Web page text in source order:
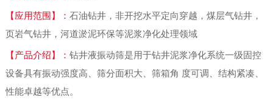
【应用范围】： 石油钻井，非开挖水平定向穿越，煤层气钻井，
页岩气钻井，河道淤泥环保等泥浆净化处理领域
【产品介绍】： 钻井液振动筛是用于钻井泥浆净化系统一级固控
设备具有振动强度高、筛分面积大、筛箱角 度可调、结构紧凑、
性能卓越等优点。